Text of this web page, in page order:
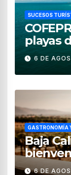
SUCESOS
playas
para
6 DE
GASTRONOMÍA
Baja
6 DE